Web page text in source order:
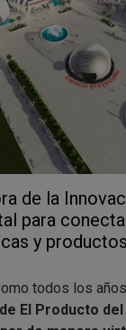
de la
para
y productos
todos los
El Producto del